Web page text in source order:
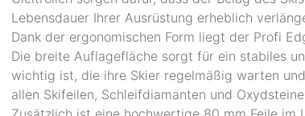
Lebensdauer Ihrer Ausrüstung erheblich
Dank der ergonomischen Form liegt der Profi
Die breite Auflagefläche sorgt für ein stabiles
wichtig ist, die ihre Skier regelmäßig warten
allen Skifeilen, Schleifdiamanten und